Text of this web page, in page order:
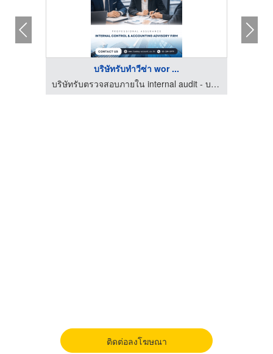
บริษัทรับทำวีซ่า wor ...
บริษัทรับตรวจสอบภายใน internal audit - บริษัท เอล บิสซิเนส แอดไวเซอร์รี่ จำกัด
ติดต่อลงโฆษณา